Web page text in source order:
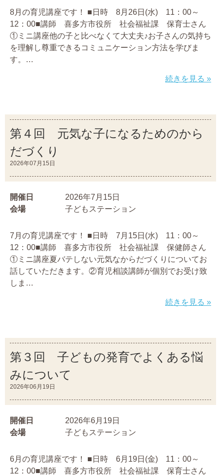
8月の育児講座です！ ■日時 8月26日(水) 11：00～
12：00■講師 喜多方市役所 社会福祉課 保育士さん
①ミニ講座他の子と比べなくて大丈夫♪お子さんの気持ち
を理解し尊重できるコミュニケーション方法を学びま
す。…
続きを見る »
第４回 元気な子になるためのから
だづくり
2026年07月15日
開催日
2026年7月15日
会場
子どもステーション
7月の育児講座です！ ■日時 7月15日(水) 11：00～
12：00■講師 喜多方市役所 社会福祉課 保健師さん
①ミニ講座夏バテしない元気なからだづくりについてお
話していただきます。②育児相談講師が個別でお受け致
しま…
続きを見る »
第３回 子どもの発育でよくある悩
みについて
2026年06月19日
開催日
2026年6月19日
会場
子どもステーション
6月の育児講座です！ ■日時 6月19日(金) 11：00～
12：00■講師 喜多方市役所 社会福祉課 保育士さん